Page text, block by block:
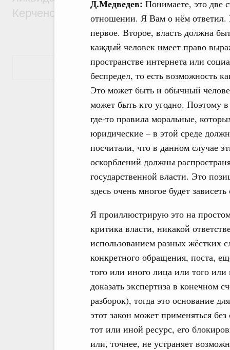
Д.Медведев: Понимаете, это две
отношении. Я Вам о нём ответил.
первое. Второе, власть должна
каждый человек имеет право
пространстве интернета или
беспредел, то есть возможность
Это может быть и обычный
может быть кто угодно. Поэтому
где-то правила моральные,
юридические – в этой среде
посчитали, что в данном случае
оскорблений должны
государственной власти. Это
здесь очень многое будет
Я проиллюстрирую это на
критика власти, никакой
использованием разных жёстких
конкретного обращения, поста,
того или иного лица или того или
доказать экспертиза в конечном
разборок), тогда это основание
этот закон может применяться
тот или иной ресурс, его
или, точнее, не устраняет
Керченском проливе
Показать еще